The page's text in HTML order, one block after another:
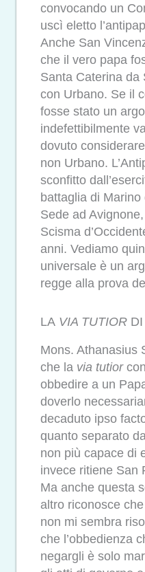
convocando un
uscì eletto
Anche San
che il vero papa
Santa Caterina da
con Urbano. Se il
fosse stato un
indefettibilmente
dovuto
non Urbano.
sconfitto
battaglia di
Sede ad
Scisma
anni. Vediamo
universale è un
regge alla prova
LA VIA TUTIOR
Mons. Athanasius
che la via tutior
obbedire a un
doverlo
decaduto ipso
quanto separato
non più capace di
invece ritiene San
Ma anche questa
altro riconosce
non mi sembra
che l’obbedienza
negargli è solo